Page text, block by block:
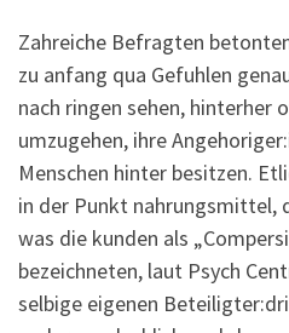
Zahreiche Befragten
zu anfang qua Gefuhlen
nach ringen sehen, hinterher
umzugehen, ihre
Menschen hinter besitzen.
in der Punkt nahrungsmittel,
was die kunden als
bezeichneten, laut Psych
selbige eigenen